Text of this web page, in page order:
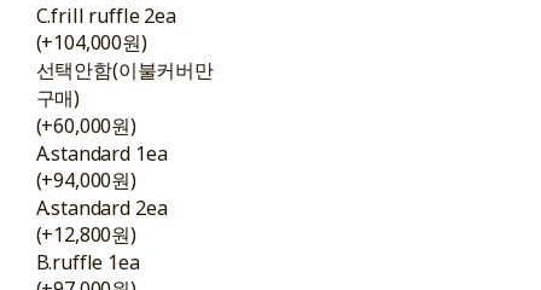
C.frill ruffle 2ea
(+104,000원)
선택안함(이불커버만
구매)
(+60,000원)
A.standard 1ea
(+94,000원)
A.standard 2ea
(+12,800원)
B.ruffle 1ea